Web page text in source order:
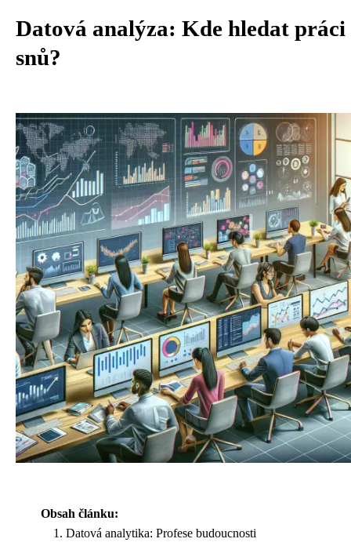
Datová analýza: Kde hledat práci
snů?
Obsah článku:
Datová analytika: Profese budoucnosti